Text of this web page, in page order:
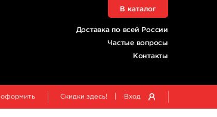
Доставка по всей России
Частые вопросы
Контакты
В каталог
оформить Скидки здесь! Вход